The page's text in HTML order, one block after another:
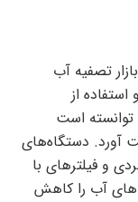
تصفیه آب
از
است
آورد. دستگاه‌های
و فیلترهای با
آب را کاهش